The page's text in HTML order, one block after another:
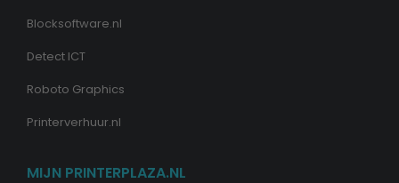
Blocksoftware.nl
Detect ICT
Roboto Graphics
Printerverhuur.nl
MIJN PRINTERPLAZA.NL